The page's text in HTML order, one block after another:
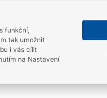
certifikát EN1154
funkční,
tak umožnit
i vás cílit
na Nastavení